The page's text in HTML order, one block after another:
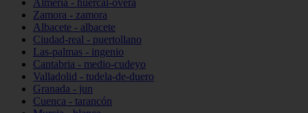
Almería - huércal-overa
Zamora - zamora
Albacete - albacete
Ciudad-real - puertollano
Las-palmas - ingenio
Cantabria - medio-cudeyo
Valladolid - tudela-de-duero
Granada - jun
Cuenca - tarancón